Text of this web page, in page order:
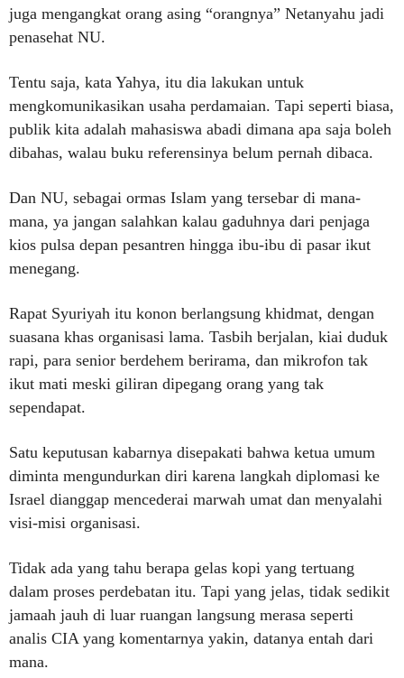
juga mengangkat orang asing “orangnya” Netanyahu jadi
penasehat NU.
Tentu saja, kata Yahya, itu dia lakukan untuk
mengkomunikasikan usaha perdamaian. Tapi seperti biasa,
publik kita adalah mahasiswa abadi dimana apa saja boleh
dibahas, walau buku referensinya belum pernah dibaca.
Dan NU, sebagai ormas Islam yang tersebar di mana-
mana, ya jangan salahkan kalau gaduhnya dari penjaga
kios pulsa depan pesantren hingga ibu-ibu di pasar ikut
menegang.
Rapat Syuriyah itu konon berlangsung khidmat, dengan
suasana khas organisasi lama. Tasbih berjalan, kiai duduk
rapi, para senior berdehem berirama, dan mikrofon tak
ikut mati meski giliran dipegang orang yang tak
sependapat.
Satu keputusan kabarnya disepakati bahwa ketua umum
diminta mengundurkan diri karena langkah diplomasi ke
Israel dianggap mencederai marwah umat dan menyalahi
visi-misi organisasi.
Tidak ada yang tahu berapa gelas kopi yang tertuang
dalam proses perdebatan itu. Tapi yang jelas, tidak sedikit
jamaah jauh di luar ruangan langsung merasa seperti
analis CIA yang komentarnya yakin, datanya entah dari
mana.